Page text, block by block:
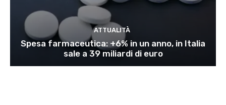
ATTUALITÀ
Spesa farmaceutica: +6% in un anno, in Italia
sale a 39 miliardi di euro